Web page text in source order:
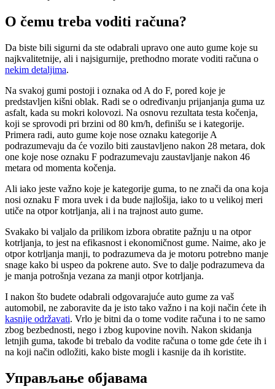
O čemu treba voditi računa?
Da biste bili sigurni da ste odabrali upravo one auto gume koje su
najkvalitetnije, ali i najsigurnije, prethodno morate voditi računa o
nekim detaljima.
Na svakoj gumi postoji i oznaka od A do F, pored koje je
predstavljen kišni oblak. Radi se o određivanju prijanjanja guma uz
asfalt, kada su mokri kolovozi. Na osnovu rezultata testa kočenja,
koji se sprovodi pri brzini od 80 km/h, definišu se i kategorije.
Primera radi, auto gume koje nose oznaku kategorije A
podrazumevaju da će vozilo biti zaustavljeno nakon 28 metara, dok
one koje nose oznaku F podrazumevaju zaustavljanje nakon 46
metara od momenta kočenja.
Ali iako jeste važno koje je kategorije guma, to ne znači da ona koja
nosi oznaku F mora uvek i da bude najlošija, iako to u velikoj meri
utiče na otpor kotrljanja, ali i na trajnost auto gume.
Svakako bi valjalo da prilikom izbora obratite pažnju u na otpor
kotrljanja, to jest na efikasnost i ekonomičnost gume. Naime, ako je
otpor kotrljanja manji, to podrazumeva da je motoru potrebno manje
snage kako bi uspeo da pokrene auto. Sve to dalje podrazumeva da
je manja potrošnja vezana za manji otpor kotrljanja.
I nakon što budete odabrali odgovarajuće auto gume za vaš
automobil, ne zaboravite da je isto tako važno i na koji način ćete ih
kasnije održavati. Vrlo je bitni da o tome vodite računa i to ne samo
zbog bezbednosti, nego i zbog kupovine novih. Nakon skidanja
letnjih guma, takođe bi trebalo da vodite računa o tome gde ćete ih i
na koji način odložiti, kako biste mogli i kasnije da ih koristite.
Управљање објавама